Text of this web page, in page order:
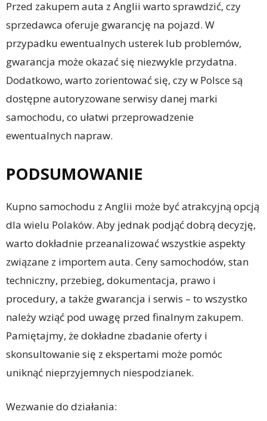
Przed zakupem auta z Anglii warto sprawdzić, czy
sprzedawca oferuje gwarancję na pojazd. W
przypadku ewentualnych usterek lub problemów,
gwarancja może okazać się niezwykle przydatna.
Dodatkowo, warto zorientować się, czy w Polsce są
dostępne autoryzowane serwisy danej marki
samochodu, co ułatwi przeprowadzenie
ewentualnych napraw.
PODSUMOWANIE
Kupno samochodu z Anglii może być atrakcyjną opcją
dla wielu Polaków. Aby jednak podjąć dobrą decyzję,
warto dokładnie przeanalizować wszystkie aspekty
związane z importem auta. Ceny samochodów, stan
techniczny, przebieg, dokumentacja, prawo i
procedury, a także gwarancja i serwis – to wszystko
należy wziąć pod uwagę przed finalnym zakupem.
Pamiętajmy, że dokładne zbadanie oferty i
skonsultowanie się z ekspertami może pomóc
uniknąć nieprzyjemnych niespodzianek.
Wezwanie do działania: